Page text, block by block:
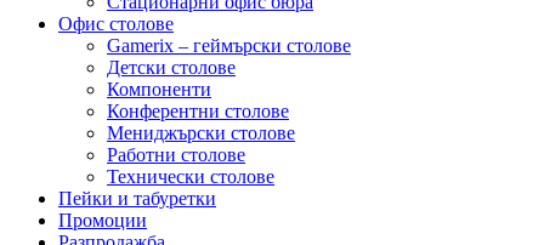
Офис столове
Gamerix – геймърски столове
Детски столове
Компоненти
Конферентни столове
Мениджърски столове
Работни столове
Технически столове
Пейки и табуретки
Промоции